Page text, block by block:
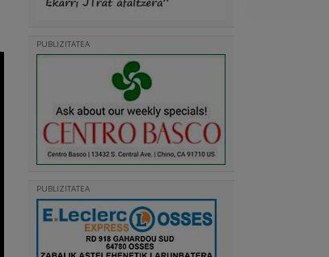
PUBLIZITATEA
PUBLIZITATEA